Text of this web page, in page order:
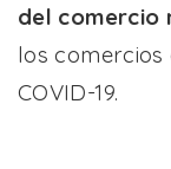
del comercio
los
COVID-19.